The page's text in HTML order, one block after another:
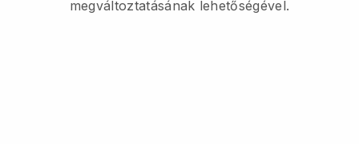
megváltoztatásának lehetőségével.